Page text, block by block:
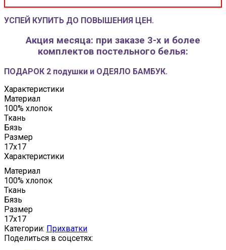
УСПЕЙ КУПИТЬ ДО ПОВЫШЕНИЯ ЦЕН.
Акция месяца: при заказе 3-х и более
комплектов постельного белья:
ПОДАРОК 2 подушки и ОДЕЯЛО БАМБУК.
Характеристики
Материал
100% хлопок
Ткань
Бязь
Размер
17x17
Характеристики
Материал
100% хлопок
Ткань
Бязь
Размер
17x17
Категории: Прихватки
Поделиться в соцсетях: